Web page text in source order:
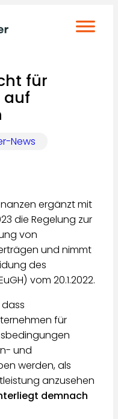
für
auf
News
ergänzt mit
die Regelung zur
von
und nimmt
des
vom 20.1.2022.
für
und
werden, als
anzusehen
demnach